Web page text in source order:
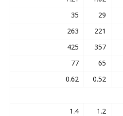
29
35
221
263
357
425
65
77
0.52
0.62
1.2
1.4